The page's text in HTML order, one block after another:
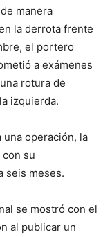
manera
la derrota frente
el portero
a exámenes
rotura de
izquierda.
operación, la
su
seis meses.
se mostró con el
al publicar un